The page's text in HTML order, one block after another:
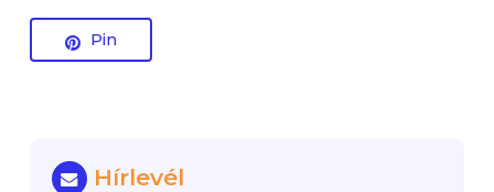
Pin
Hírlevél